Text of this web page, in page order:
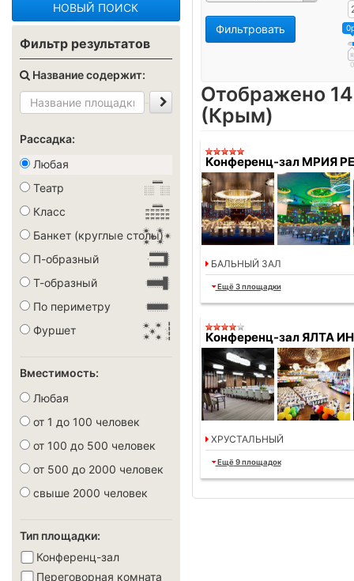
НОВЫЙ ПОИСК
Фильтр результатов
Название содержит:
Рассадка:
Любая
Театр
Класс
Банкет (круглые столы)
П-образный
Т-образный
По периметру
Фуршет
Вместимость:
Любая
от 1 до 100 человек
от 100 до 500 человек
от 500 до 2000 человек
свыше 2000 человек
Тип площадки:
Конференц-зал
Переговорная комната
Фильтровать
Отображено
(Крым)
Конференц-зал МРИЯ
БАЛЬНЫЙ ЗАЛ
Ещё3 площадки
Конференц-зал ЯЛТА
ХРУСТАЛЬНЫЙ
Ещё9 площадок